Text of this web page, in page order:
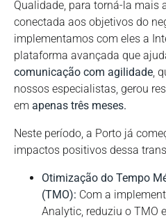
Qualidade, para torná-la mais
conectada aos objetivos do
implementamos com eles a
plataforma avançada que
comunicação com agilidade,
nossos especialistas, gerou
em apenas três meses.
Neste período, a Porto já
impactos positivos dessa
Otimização do Tempo
(TMO): Com a
Analytic, reduziu o TMO